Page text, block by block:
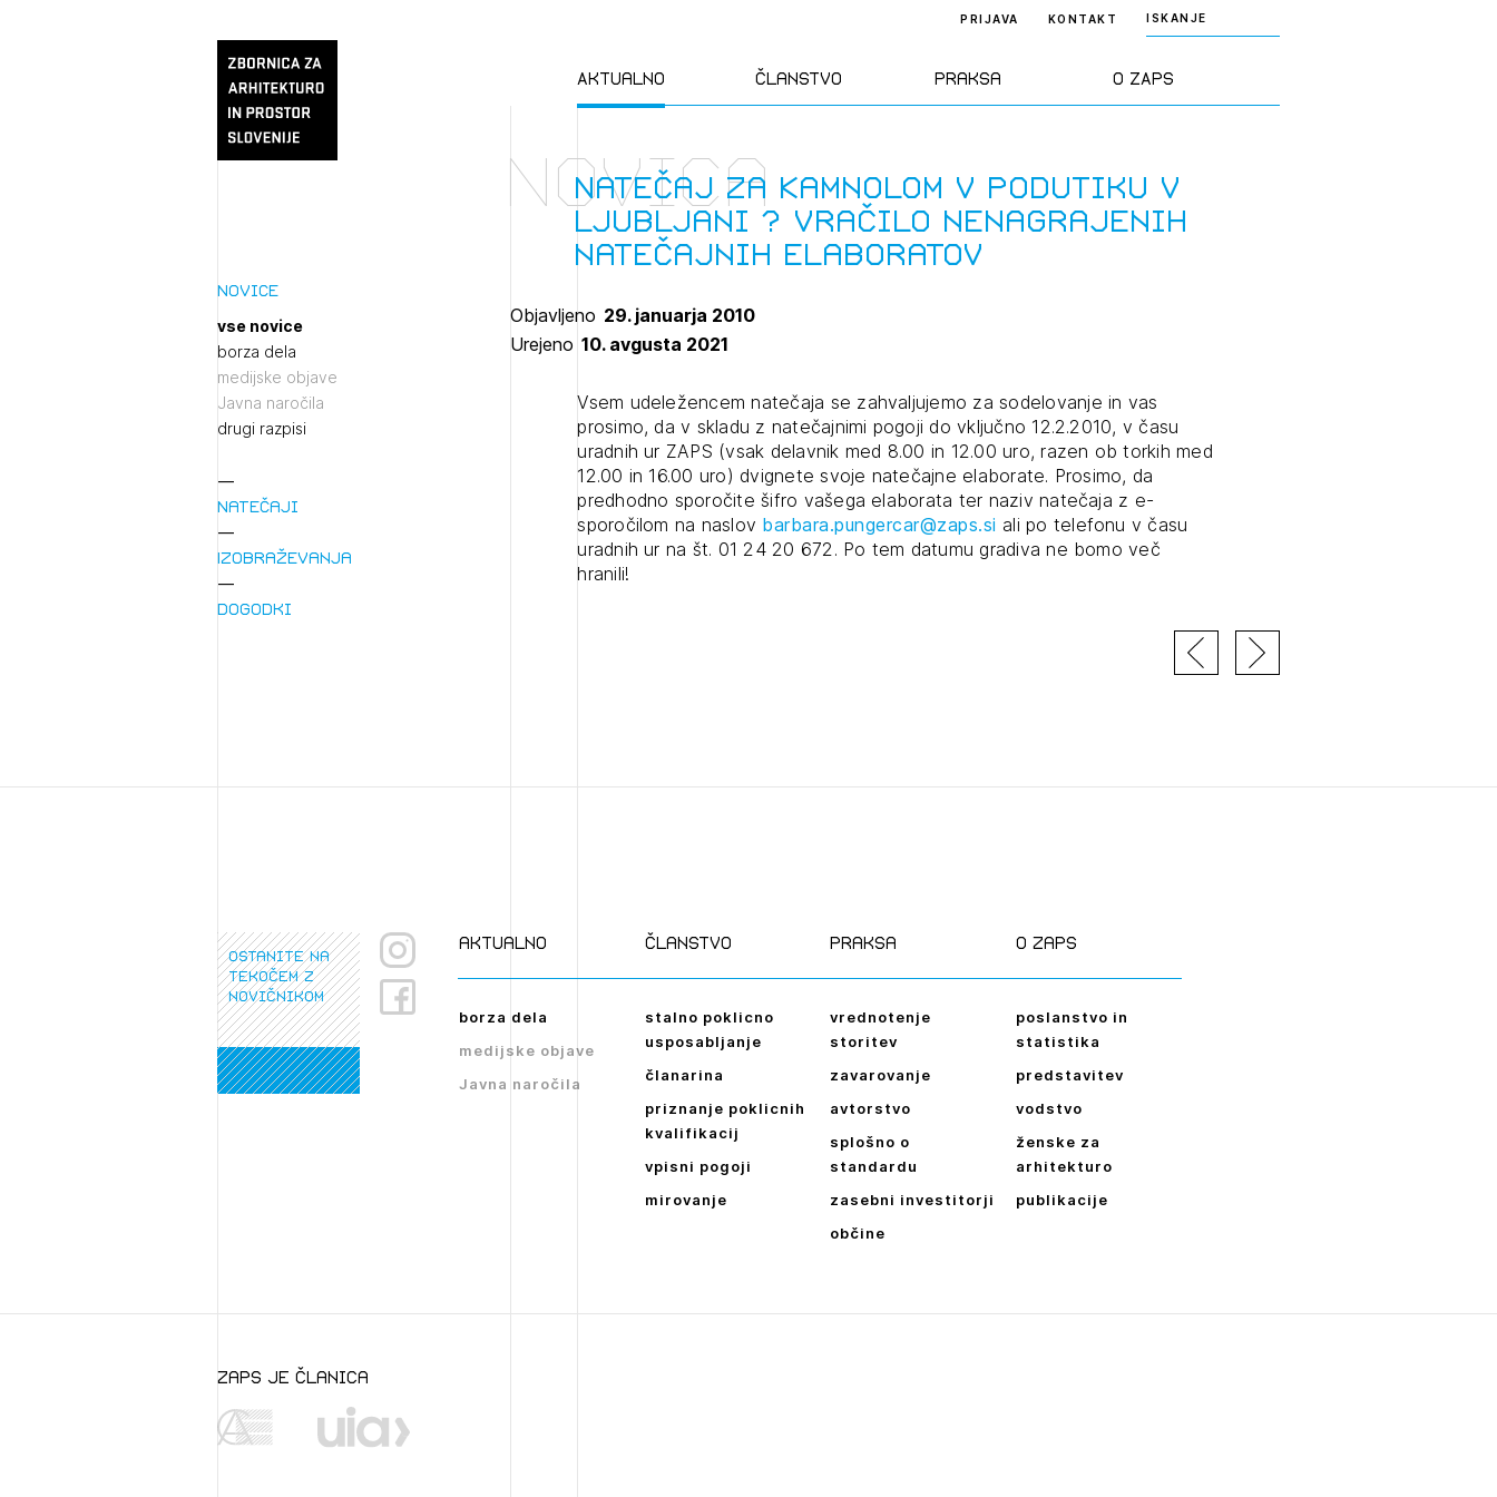
Aktualno Članstvo Praksa O ZAPS
PRIJAVA KONTAKT ISKANJE
Novice
Natečaji
Člani ZAPS
Kandidati za
člane
Pravila stroke
dejavnosti
Sklepanje poslov
projektiranje
Ekipa
Knjižnica
dokumentov
uporabnikom. Da lahko do nje dostopate, se je
POZABLJENO GESLO
Natečaj za Kamnolom v Podutiku v
Ljubljani ? vračilo nenagrajenih
natečajnih elaboratov
Novica
Novice
vse novice
borza dela
medijske objave
Javna naročila
drugi razpisi
Natečaji
Izobraževanja
Dogodki
Objavljeno 29. januarja 2010
Urejeno 10. avgusta 2021
Vsem udeležencem natečaja se zahvaljujemo za sodelovanje in vas
prosimo, da v skladu z natečajnimi pogoji do vključno 12.2.2010, v času
uradnih ur ZAPS (vsak delavnik med 8.00 in 12.00 uro, razen ob torkih med
12.00 in 16.00 uro) dvignete svoje natečajne elaborate. Prosimo, da
predhodno sporočite šifro vašega elaborata ter naziv natečaja z e-
sporočilom na naslov barbara.pungercar@zaps.si ali po telefonu v času
uradnih ur na št. 01 24 20 672. Po tem datumu gradiva ne bomo več
hranili!
ostanite na
tekočem z
novičnikom
aktualno
borza dela
medijske objave
Javna naročila
članstvo
stalno poklicno
usposabljanje
članarina
priznanje poklicnih
kvalifikacij
vpisni pogoji
mirovanje
praksa
vrednotenje
storitev
zavarovanje
avtorstvo
splošno o
standardu
zasebni investitorji
občine
O zaps
poslanstvo in
statistika
predstavitev
vodstvo
ženske za
arhitekturo
publikacije
zaps je članica
Novičnik natečajev
Dnevne medijske objave
NAPREJ